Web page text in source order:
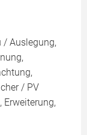
/ Auslegung,
/ PV
Erweiterung,